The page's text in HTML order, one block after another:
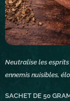
Neutralise les esprits
ennemis nuisibles,
SACHET DE 50